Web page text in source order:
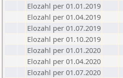
Elozahl per 01.01.2019
Elozahl per 01.04.2019
Elozahl per 01.07.2019
Elozahl per 01.10.2019
Elozahl per 01.01.2020
Elozahl per 01.04.2020
Elozahl per 01.07.2020